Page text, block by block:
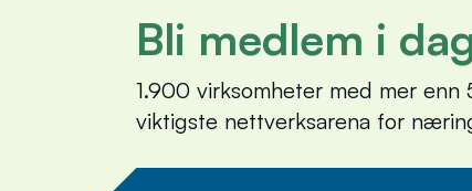
Bli medlem i
1.900 virksomheter med mer
viktigste nettverksarena for